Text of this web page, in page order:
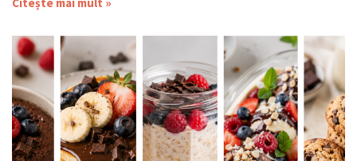
Citește mai mult »